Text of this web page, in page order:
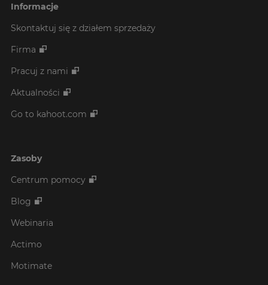
Informacje
Skontaktuj się z działem sprzedaży
Firma
Pracuj z nami
Aktualności
Go to kahoot.com
Zasoby
Centrum pomocy
Blog
Webinaria
Actimo
Motimate